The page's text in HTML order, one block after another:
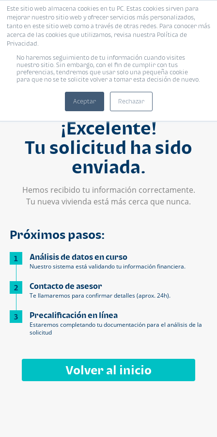
Este sitio web almacena cookies en tu PC. Estas cookies sirven para
mejorar nuestro sitio web y ofrecer servicios más personalizados,
tanto en este sitio web como a través de otras redes. Para conocer más
acerca de las cookies que utilizamos, revisa nuestra Política de
Privacidad.
No haremos seguimiento de tu información cuando visites
nuestro sitio. Sin embargo, con el fin de cumplir con tus
preferencias, tendremos que usar solo una pequeña cookie
para que no se te solicite volver a tomar esta decisión de nuevo.
Aceptar Rechazar
¡Excelente!
Tu solicitud ha sido
enviada.
Hemos recibido tu información correctamente.
Tu nueva vivienda está más cerca que nunca.
Próximos pasos:
1 Análisis de datos en curso
Nuestro sistema está validando tu información financiera.
2 Contacto de asesor
Te llamaremos para confirmar detalles (aprox. 24h).
3 Precalificación en línea
Estaremos completando tu documentación para el análisis de la
solicitud
Volver al inicio